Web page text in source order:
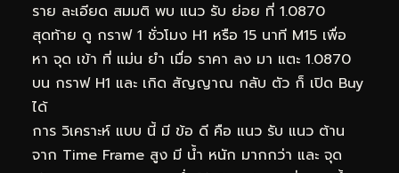
ราย ละเอียด สมมติ พบ แนว รับ ย่อย ที่ 1.0870
สุดท้าย ดู กราฟ 1 ชั่วโมง H1 หรือ 15 นาที M15 เพื่อ
หา จุด เข้า ที่ แม่น ยำ เมื่อ ราคา ลง มา แตะ 1.0870
บน กราฟ H1 และ เกิด สัญญาณ กลับ ตัว ก็ เปิด Buy
ได้
การ วิเคราะห์ แบบ นี้ มี ข้อ ดี คือ แนว รับ แนว ต้าน
จาก Time Frame สูง มี น้ำ หนัก มากกว่า และ จุด